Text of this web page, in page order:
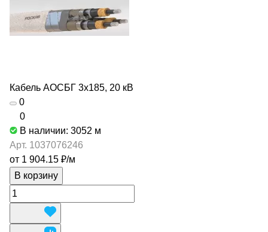
Кабель АОСБГ 3х185, 20 кВ
0
0
В наличии: 3052 м
Арт. 1037076246
от 1 904.15 ₽/м
В корзину